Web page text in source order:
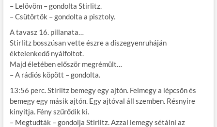
– Lelövöm – gondolta Stirlitz.
– Csütörtök – gondolta a pisztoly.
A tavasz 16. pillanata…
Stirlitz bosszúsan vette észre a díszegyenruháján
éktelenkedő nyálfoltot.
Majd életében először megrémült…
– A rádiós köpött – gondolta.
13:56 perc. Stirlitz bemegy egy ajtón. Felmegy a lépcsőn és
bemegy egy másik ajtón. Egy ajtóval áll szemben. Résnyire
kinyitja. Fény szűrődik ki.
– Megtudták – gondolja Stirlitz. Azzal lemegy sétálni az